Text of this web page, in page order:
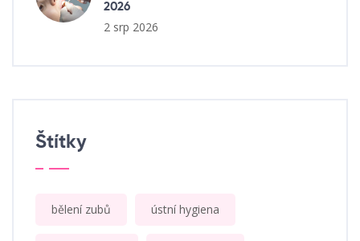
2026
2 srp 2026
Štítky
bělení zubů ústní hygiena